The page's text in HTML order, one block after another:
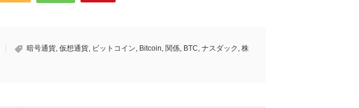
暗号通貨, 仮想通貨, ビットコイン, Bitcoin, 関係, BTC, ナスダック , 株